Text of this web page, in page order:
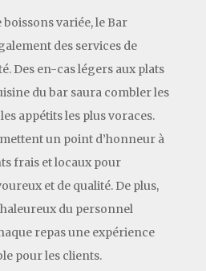
boissons variée, le Bar
des services de
Des en-cas légers aux plats
du bar saura combler les
appétits les plus voraces.
un point d’honneur à
frais et locaux pour
et de qualité. De plus,
du personnel
repas une expérience
pour les clients.